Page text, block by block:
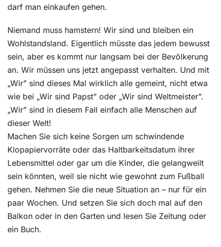
darf man einkaufen gehen.
Niemand muss hamstern! Wir sind und bleiben ein
Wohlstandsland. Eigentlich müsste das jedem bewusst
sein, aber es kommt nur langsam bei der Bevölkerung
an. Wir müssen uns jetzt angepasst verhalten. Und mit
„Wir” sind dieses Mal wirklich alle gemeint, nicht etwa
wie bei „Wir sind Papst” oder „Wir sind Weltmeister”.
„Wir” sind in diesem Fall einfach alle Menschen auf
dieser Welt!
Machen Sie sich keine Sorgen um schwindende
Klopapiervorräte oder das Haltbarkeitsdatum ihrer
Lebensmittel oder gar um die Kinder, die gelangweilt
sein könnten, weil sie nicht wie gewohnt zum Fußball
gehen. Nehmen Sie die neue Situation an – nur für ein
paar Wochen. Und setzen Sie sich doch mal auf den
Balkon oder in den Garten und lesen Sie Zeitung oder
ein Buch.